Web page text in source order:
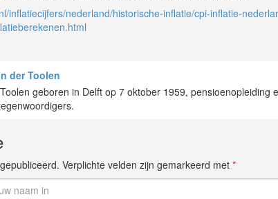
inflatiecijfers/nederland/historische-inflatie/cpi-inflatie-
der Toolen
geboren in Delft op 7 oktober 1959, pensioenopleiding
Verplichte velden zijn gemarkeerd met *